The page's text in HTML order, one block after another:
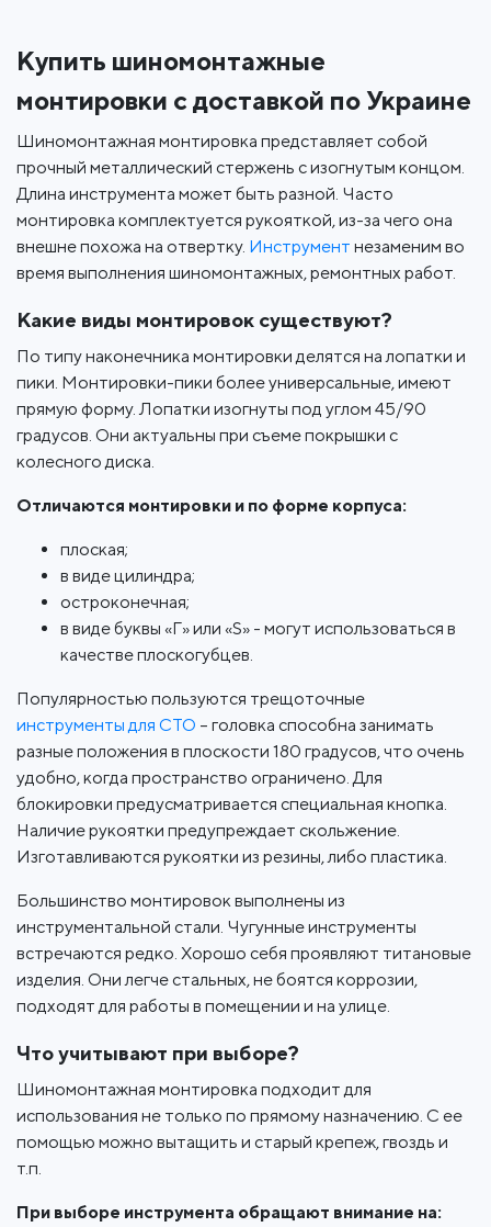
Купить шиномонтажные
монтировки с доставкой по Украине
Шиномонтажная монтировка представляет собой
прочный металлический стержень с изогнутым концом.
Длина инструмента может быть разной. Часто
монтировка комплектуется рукояткой, из-за чего она
внешне похожа на отвертку. Инструмент незаменим во
время выполнения шиномонтажных, ремонтных работ.
Какие виды монтировок существуют?
По типу наконечника монтировки делятся на лопатки и
пики. Монтировки-пики более универсальные, имеют
прямую форму. Лопатки изогнуты под углом 45/90
градусов. Они актуальны при съеме покрышки с
колесного диска.
Отличаются монтировки и по форме корпуса:
плоская;
в виде цилиндра;
остроконечная;
в виде буквы «Г» или «S» - могут использоваться в
качестве плоскогубцев.
Популярностью пользуются трещоточные
инструменты для СТО – головка способна занимать
разные положения в плоскости 180 градусов, что очень
удобно, когда пространство ограничено. Для
блокировки предусматривается специальная кнопка.
Наличие рукоятки предупреждает скольжение.
Изготавливаются рукоятки из резины, либо пластика.
Большинство монтировок выполнены из
инструментальной стали. Чугунные инструменты
встречаются редко. Хорошо себя проявляют титановые
изделия. Они легче стальных, не боятся коррозии,
подходят для работы в помещении и на улице.
Что учитывают при выборе?
Шиномонтажная монтировка подходит для
использования не только по прямому назначению. С ее
помощью можно вытащить и старый крепеж, гвоздь и
т.п.
При выборе инструмента обращают внимание на: